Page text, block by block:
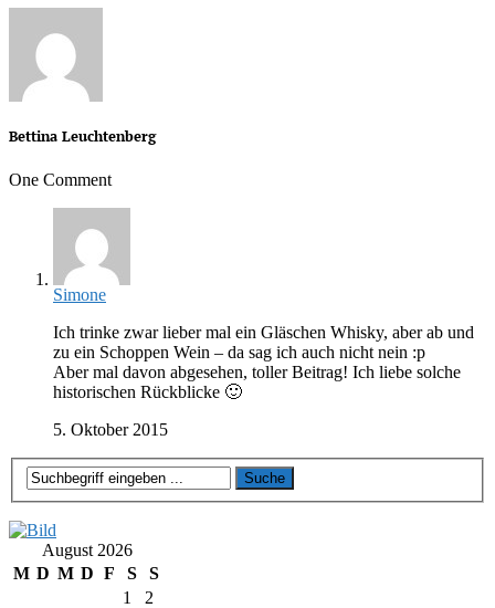
Bettina Leuchtenberg
One Comment
Simone
Ich trinke zwar lieber mal ein Gläschen Whisky, aber ab und
zu ein Schoppen Wein – da sag ich auch nicht nein :p
Aber mal davon abgesehen, toller Beitrag! Ich liebe solche
historischen Rückblicke 🙂
5. Oktober 2015
August 2026
M D M D F S
S
1
2